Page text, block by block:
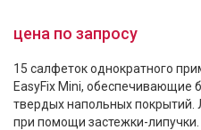
цена по запросу
15 салфеток однократного
EasyFix Mini, обеспечивающие
твердых напольных покрытий.
при помощи застежки-липучки.